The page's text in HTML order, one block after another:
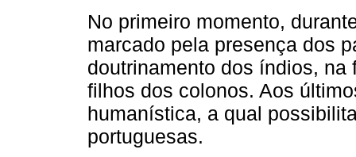
No primeiro momento,
marcado pela presença dos
doutrinamento dos índios,
filhos dos colonos. Aos
humanística, a qual
portuguesas.